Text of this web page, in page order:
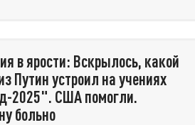
в ярости: Вскрылось, какой
Путин устроил на учениях
2025". США помогли.
больно